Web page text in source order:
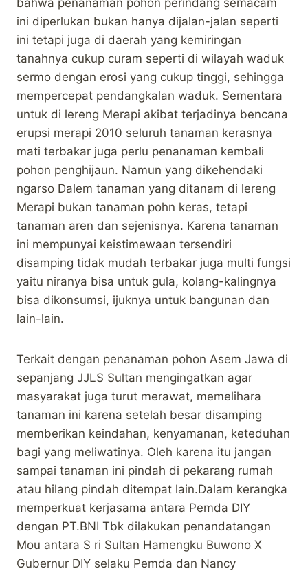
ini diperlukan bukan hanya dijalan-jalan seperti
ini tetapi juga di daerah yang kemiringan
tanahnya cukup curam seperti di wilayah waduk
sermo dengan erosi yang cukup tinggi, sehingga
mempercepat pendangkalan waduk. Sementara
untuk di lereng Merapi akibat terjadinya bencana
erupsi merapi 2010 seluruh tanaman kerasnya
mati terbakar juga perlu penanaman kembali
pohon penghijaun. Namun yang dikehendaki
ngarso Dalem tanaman yang ditanam di lereng
Merapi bukan tanaman pohn keras, tetapi
tanaman aren dan sejenisnya. Karena tanaman
ini mempunyai keistimewaan tersendiri
disamping tidak mudah terbakar juga multi fungsi
yaitu niranya bisa untuk gula, kolang-kalingnya
bisa dikonsumsi, ijuknya untuk bangunan dan
lain-lain.
Terkait dengan penanaman pohon Asem Jawa di
sepanjang JJLS Sultan mengingatkan agar
masyarakat juga turut merawat, memelihara
tanaman ini karena setelah besar disamping
memberikan keindahan, kenyamanan, keteduhan
bagi yang meliwatinya. Oleh karena itu jangan
sampai tanaman ini pindah di pekarang rumah
atau hilang pindah ditempat lain.Dalam kerangka
memperkuat kerjasama antara Pemda DIY
dengan PT.BNI Tbk dilakukan penandatangan
Mou antara S ri Sultan Hamengku Buwono X
Gubernur DIY selaku Pemda dan Nancy